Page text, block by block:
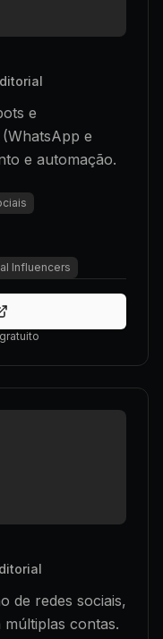
e
e
e automação.
Influencers
de redes sociais,
contas.